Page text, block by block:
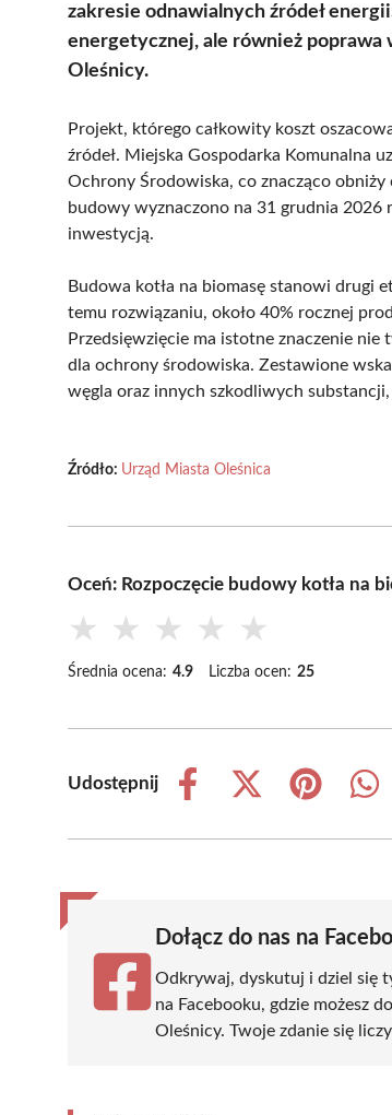
zakresie odnawialnych źródeł
energetycznej, ale również poprawa
Oleśnicy.
Projekt, którego całkowity koszt
źródeł. Miejska Gospodarka Komunalna
Ochrony Środowiska, co znacząco
budowy wyznaczono na 31 grudnia 2026
inwestycją.
Budowa kotła na biomasę stanowi drugi
temu rozwiązaniu, około 40% rocznej
Przedsięwzięcie ma istotne znaczenie nie
dla ochrony środowiska. Zestawione
węgla oraz innych szkodliwych
Źródło: Urząd Miasta Oleśnica
Oceń: Rozpoczęcie budowy kotła na
★ ★ ★ ★ ★
Średnia ocena: 4.9 Liczba ocen: 25
Udostępnij
Share
Share
(Twitter)
Share
Dołącz do nas na
Odkrywaj, dyskutuj i dziel się
na Facebooku, gdzie możesz
Oleśnicy. Twoje zdanie się